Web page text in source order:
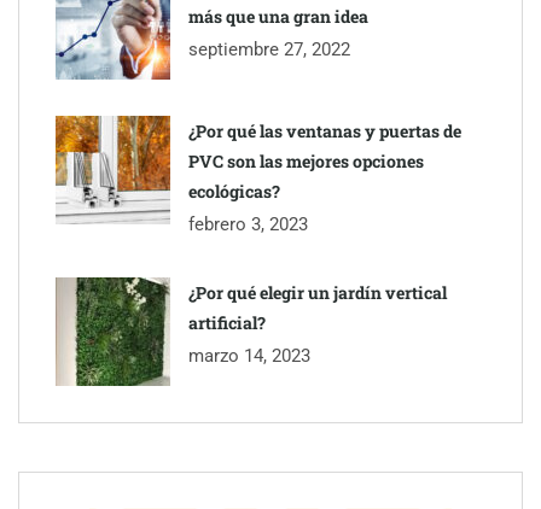
más que una gran idea
septiembre 27, 2022
¿Por qué las ventanas y puertas de
PVC son las mejores opciones
ecológicas?
febrero 3, 2023
¿Por qué elegir un jardín vertical
artificial?
marzo 14, 2023